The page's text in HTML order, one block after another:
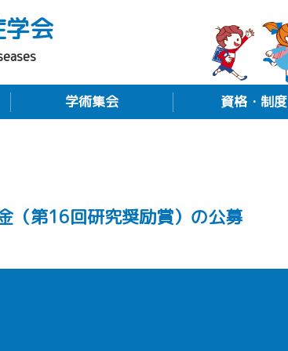
学会
学術集会 資格・制度
（第16回研究奨励賞）の公募